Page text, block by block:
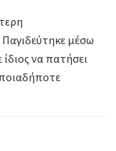
μέσω
να πατήσει